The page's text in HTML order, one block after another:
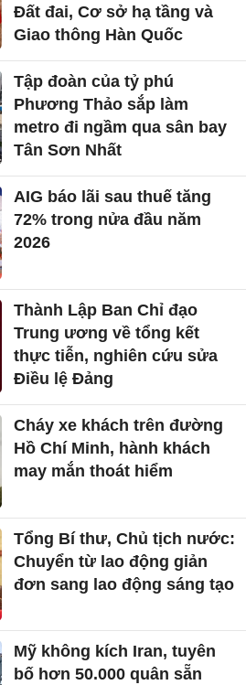
Đất đai, Cơ sở hạ tầng và
Giao thông Hàn Quốc
Tập đoàn của tỷ phú
Phương Thảo sắp làm
metro đi ngầm qua sân bay
Tân Sơn Nhất
AIG báo lãi sau thuế tăng
72% trong nửa đầu năm
2026
Thành Lập Ban Chỉ đạo
Trung ương về tổng kết
thực tiễn, nghiên cứu sửa
Điều lệ Đảng
Cháy xe khách trên đường
Hồ Chí Minh, hành khách
may mắn thoát hiểm
Tổng Bí thư, Chủ tịch nước:
Chuyển từ lao động giản
đơn sang lao động sáng tạo
Mỹ không kích Iran, tuyên
bố hơn 50.000 quân sẵn